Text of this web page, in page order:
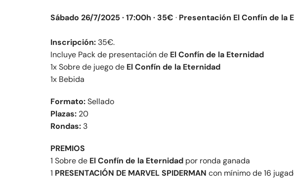
Sábado 26/7/2025 · 17:00h · 35€ · Presentación El Confín de la
Inscripción: 35€.
Incluye Pack de presentación de El Confín de la Eternidad
1x Sobre de juego de El Confín de la Eternidad
1x Bebida
Formato:Sellado
Plazas: 20
Rondas: 3
PREMIOS
1 Sobre de El Confín de la Eternidad por ronda ganada
1 PRESENTACIÓN DE MARVEL SPIDERMAN con mínimo de 16